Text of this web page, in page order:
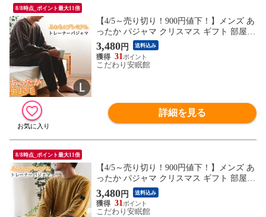
8/8時点_ポイント最大11倍
【4/5～売り切り！900円値下！】メンズ あ
ったか パジャマ クリスマス ギフト 部屋着
長袖 長ズボン 上下セット セットアップ ル
ームウェア 男性 （ブラウン Lサイズ）【A
-385440BR-L】
3,480円 送料込み
31
こだわり安眠館
詳細を見る
8/8時点_ポイント最大11倍
【4/5～売り切り！900円値下！】メンズ あ
ったか パジャマ クリスマス ギフト 部屋着
長袖 長ズボン 上下セット セットアップ ル
ームウェア 男性 （イエロー Mサイズ）
【A-385440YE-M】
3,480円 送料込み
31
こだわり安眠館